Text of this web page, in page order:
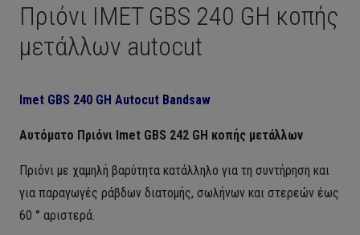
Πριόνι IMET GBS 240 GH κοπής
μετάλλων autocut
Imet GBS 240 GH Autocut Bandsaw
Αυτόματο Πριόνι Imet GBS 242 GH κοπής μετάλλων
Πριόνι με χαμηλή βαρύτητα κατάλληλο για τη συντήρηση και
για παραγωγές ράβδων διατομής, σωλήνων και στερεών έως
60 ° αριστερά.